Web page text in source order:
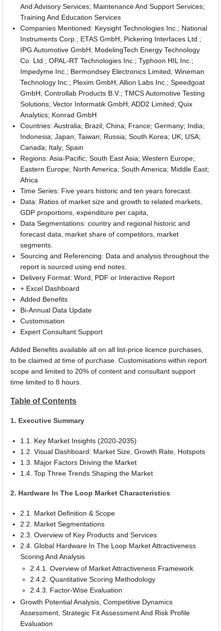
And Advisory Services; Maintenance And Support Services;
Training And Education Services
Companies Mentioned: Keysight Technologies Inc.; National
Instruments Corp.; ETAS GmbH; Pickering Interfaces Ltd.;
IPG Automotive GmbH; ModelingTech Energy Technology
Co. Ltd.; OPAL-RT Technologies Inc.; Typhoon HIL Inc.;
Impedyme Inc.; Bermondsey Electronics Limited; Wineman
Technology Inc.; Plexim GmbH; Allion Labs Inc.; Speedgoat
GmbH; Controllab Products B.V.; TMCS Automotive Testing
Solutions; Vector Informatik GmbH; ADD2 Limited; Quix
Analytics; Konrad GmbH
Countries: Australia; Brazil; China; France; Germany; India;
Indonesia; Japan; Taiwan; Russia; South Korea; UK; USA;
Canada; Italy; Spain
Regions: Asia-Pacific; South East Asia; Western Europe;
Eastern Europe; North America; South America; Middle East;
Africa
Time Series: Five years historic and ten years forecast.
Data: Ratios of market size and growth to related markets,
GDP proportions, expenditure per capita,
Data Segmentations: country and regional historic and
forecast data, market share of competitors, market
segments.
Sourcing and Referencing: Data and analysis throughout the
report is sourced using end notes.
Delivery Format: Word, PDF or Interactive Report
+ Excel Dashboard
Added Benefits
Bi-Annual Data Update
Customisation
Expert Consultant Support
Added Benefits available all on all list-price licence purchases,
to be claimed at time of purchase. Customisations within report
scope and limited to 20% of content and consultant support
time limited to 8 hours.
Table of Contents
1. Executive Summary
1.1. Key Market Insights (2020-2035)
1.2. Visual Dashboard: Market Size, Growth Rate, Hotspots
1.3. Major Factors Driving the Market
1.4. Top Three Trends Shaping the Market
2. Hardware In The Loop Market Characteristics
2.1. Market Definition & Scope
2.2. Market Segmentations
2.3. Overview of Key Products and Services
2.4. Global Hardware In The Loop Market Attractiveness
Scoring And Analysis
2.4.1. Overview of Market Attractiveness Framework
2.4.2. Quantitative Scoring Methodology
2.4.3. Factor-Wise Evaluation
Growth Potential Analysis, Competitive Dynamics
Assessment, Strategic Fit Assessment And Risk Profile
Evaluation